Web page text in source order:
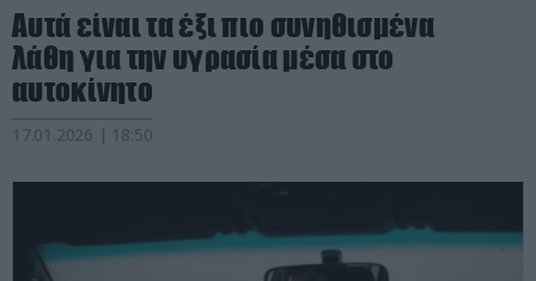
Αυτά είναι τα έξι πιο συνηθισμένα
λάθη για την υγρασία μέσα στο
αυτοκίνητο
17.01.2026 | 18:50